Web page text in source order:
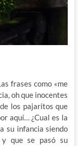
frases como «me
oh que inocentes
los pajaritos que
aquí… ¿Cual es la
su infancia siendo
que se pasó su